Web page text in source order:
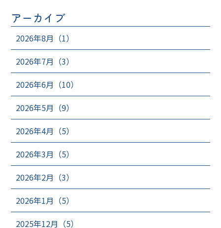
アーカイブ
2026年8月（1）
2026年7月（3）
2026年6月（10）
2026年5月（9）
2026年4月（5）
2026年3月（5）
2026年2月（3）
2026年1月（5）
2025年12月（5）